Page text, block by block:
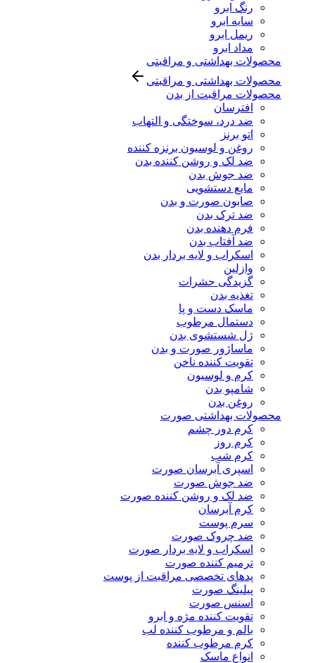
رنگ ابرو
سایه ابرو
ریمل ابرو
مداد ابرو
محصولات بهداشتی و مراقبتی
محصولات بهداشتی و مراقبتی
محصولات مراقبت از بدن
افترسان
ضد درد، سوختگی و التهاب
اتو برنز
روغن و لوسیون برنزه کننده
ضد لک و روشن کننده بدن
ضد جوش بدن
مایع دستشویی
صابون صورت و بدن
ضد ترک بدن
فرم دهنده بدن
ضد آفتاب بدن
اسکراب و لایه بردار بدن
وازلین
گزیدگی حشرات
تغذیه بدن
ماسک دست و پا
دستمال مرطوب
ژل شستشوی بدن
ماساژور صورت و بدن
تقویت کننده ناخن
کرم و لوسیون
شامپو بدن
روغن بدن
محصولات بهداشتی صورت
کرم دور چشم
کرم روز
کرم شب
اسپری آبرسان صورت
ضد جوش صورت
ضد لک و روشن کننده صورت
کرم آبرسان
سرم پوست
ضد چروک صورت
اسکراب و لایه بردار صورت
ترمیم کننده صورت
پدهای تخصصی مراقبت از پوست
پیلینگ صورت
اسنس صورت
تقویت کننده مژه و ابرو
بالم و مرطوب کننده لب
کرم مرطوب کننده
انواع ماسک